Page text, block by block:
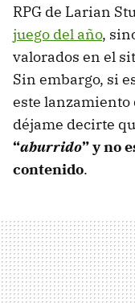
RPG de Larian
juego del año,
valorados en el
Sin embargo, si
este lanzamiento
déjame decirte
“aburrido” y no
contenido.